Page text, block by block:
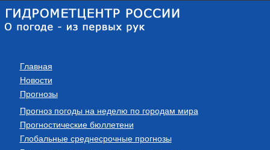
Главная
Новости
Прогнозы
Прогноз погоды на неделю по городам мира
Прогностические бюллетени
Глобальные среднесрочные прогнозы